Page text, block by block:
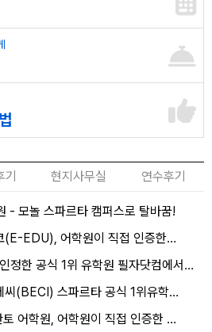
현지사무실 연수후기
- 모놀 스파르타 캠퍼스로 탈바꿈!
(E-EDU), 어학원이 직접 인증한…
정한 공식 1위 유학원 필자닷컴에서…
씨(BECI) 스파르타 공식 1위유학…
어학원, 어학원이 직접 인증한 …